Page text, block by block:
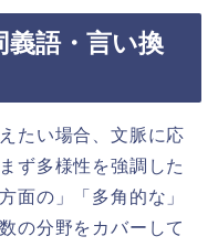
義語・言い換
たい場合、文脈に応
ず多様性を強調した
面の」「多角的な」
の分野をカバーして